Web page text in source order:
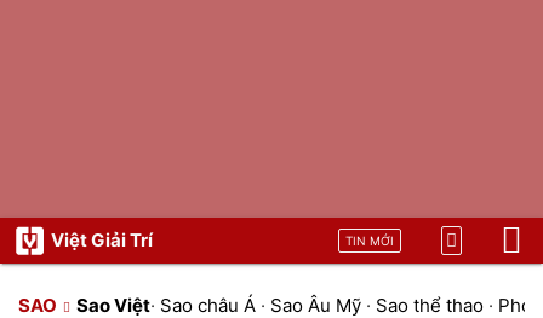
Việt Giải Trí TIN MỚI
SAO Sao Việt· Sao châu Á · Sao Âu Mỹ · Sao thể thao ·